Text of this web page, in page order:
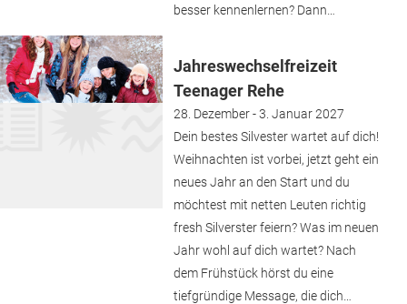
besser kennenlernen? Dann…
Jahreswechselfreizeit
Teenager Rehe
28. Dezember - 3. Januar 2027
Dein bestes Silvester wartet auf dich!
Weihnachten ist vorbei, jetzt geht ein
neues Jahr an den Start und du
möchtest mit netten Leuten richtig
fresh Silverster feiern? Was im neuen
Jahr wohl auf dich wartet? Nach
dem Frühstück hörst du eine
tiefgründige Message, die dich…